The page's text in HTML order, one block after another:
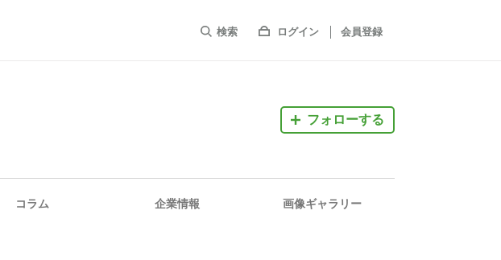
検索 ログイン 会員登録
フォローする
コラム 企業情報 画像ギャラリー